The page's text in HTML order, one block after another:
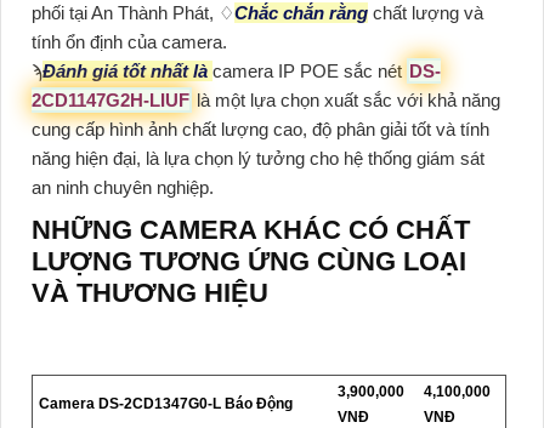
phối tại An Thành Phát, ♢Chắc chắn rằng chất lượng và
tính ổn định của camera.
ϡĐánh giá tốt nhất là camera IP POE sắc nét DS-
2CD1147G2H-LIUF là một lựa chọn xuất sắc với khả năng
cung cấp hình ảnh chất lượng cao, độ phân giải tốt và tính
năng hiện đại, là lựa chọn lý tưởng cho hệ thống giám sát
an ninh chuyên nghiệp.
NHỮNG CAMERA KHÁC CÓ CHẤT
LƯỢNG TƯƠNG ỨNG CÙNG LOẠI
VÀ THƯƠNG HIỆU
Camera DS-2CD1347G0-L Báo Động
3,900,000
VNĐ
4,100,000
VNĐ